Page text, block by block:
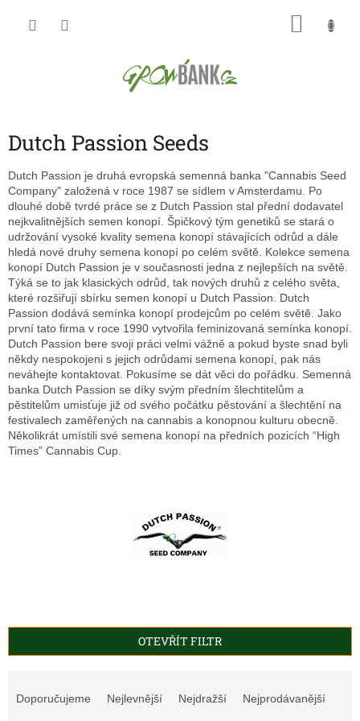
Dutch Passion Seeds
Dutch Passion je druhá evropská semenná banka "Cannabis Seed
Company" založená v roce 1987 se sídlem v Amsterdamu. Po
dlouhé době tvrdé práce se z Dutch Passion stal přední dodavatel
nejkvalitnějších semen konopí. Špičkový tým genetiků se stará o
udržování vysoké kvality semena konopí stávajících odrůd a dále
hledá nové druhy semena konopí po celém světě. Kolekce semena
konopí Dutch Passion je v současnosti jedna z nejlepších na světě.
Týká se to jak klasických odrůd, tak nových druhů z celého světa,
které rozšiřují sbírku semen konopí u Dutch Passion. Dutch
Passion dodává semínka konopí prodejcům po celém světě. Jako
první tato firma v roce 1990 vytvořila feminizovaná semínka konopí.
Dutch Passion bere svoji práci velmi vážně a pokud byste snad byli
někdy nespokojeni s jejich odrůdami semena konopí, pak nás
neváhejte kontaktovat. Pokusíme se dát věci do pořádku. Semenná
banka Dutch Passion se díky svým předním šlechtitelům a
pěstitelům umisťuje již od svého počátku pěstování a šlechtění na
festivalech zaměřených na cannabis a konopnou kulturu obecně.
Několikrát umístili své semena konopí na předních pozicích “High
Times” Cannabis Cup.
OTEVŘÍT FILTR
Doporučujeme Nejlevnější Nejdražší Nejprodávanější